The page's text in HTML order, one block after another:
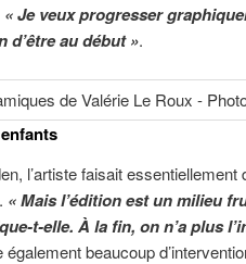
« Je veux progresser
d’être au début ».
l’artiste faisait essentiellement
« Mais l’édition est un milieu
t-elle. À la fin, on n’a plus
également beaucoup